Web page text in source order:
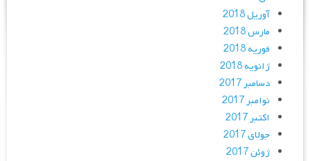
آوریل 2018
مارس 2018
فوریه 2018
ژانویه 2018
دسامبر 2017
نوامبر 2017
اکتبر 2017
جولای 2017
ژوئن 2017